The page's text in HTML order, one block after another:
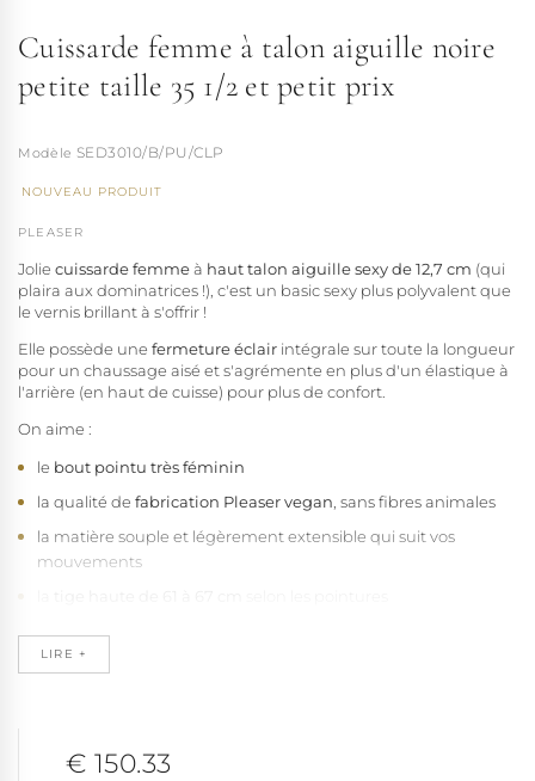
Cuissarde femme à talon aiguille noire
petite taille 35 1/2 et petit prix
SED3010/B/PU/CLP
NOUVEAU PRODUIT
PLEASER
Jolie cuissarde femmeà haut talon aiguille sexy de 12,7 cm (qui
plaira aux dominatrices !), c'est un basic sexy plus polyvalent que
le vernis brillant à s'offrir !
Elle possède une fermeture éclair intégrale sur toute la longueur
pour un chaussage aisé et s'agrémente en plus d'un élastique à
l'arrière (en haut de cuisse) pour plus de confort.
On aime :
le bout pointu très féminin
la qualité de fabrication Pleaser vegan , sans fibres animales
la matière souple et légèrement extensible qui suit vos
mouvements
Prix réduit sur cette pointure 35 1/2 suite erreur commande client,
produit neuf. Seulement 1 exemplaire
LIRE +
€ 150.33